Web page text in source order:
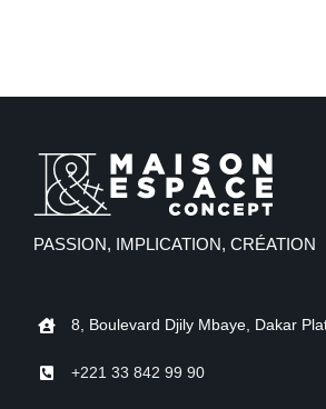
PASSION, IMPLICATION, CRÉATION
8, Boulevard Djily Mbaye, Dakar
+221 33 842 99 90